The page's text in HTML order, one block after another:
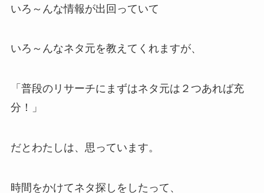
いろ～んな情報が出回っていて
いろ～んなネタ元を教えてくれますが、
「普段のリサーチにまずはネタ元は２つあれば充
分！」
だとわたしは、思っています。
時間をかけてネタ探しをしたって、